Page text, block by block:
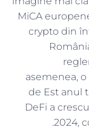
MiCA
crypto din
asemenea,
de Est anul
DeFi a
2024,